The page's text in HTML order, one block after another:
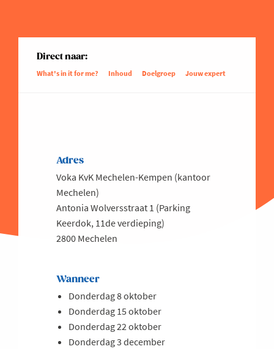
Direct naar:
What's in it for me? Inhoud Doelgroep Jouw expert
Adres
Voka KvK Mechelen-Kempen (kantoor
Mechelen)
Antonia Wolversstraat 1 (Parking
Keerdok, 11de verdieping)
2800 Mechelen
Wanneer
Donderdag 8 oktober
Donderdag 15 oktober
Donderdag 22 oktober
Donderdag 3 december